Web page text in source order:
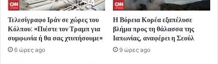
Τελεσίγραφο Ιράν σε χώρες του
Κόλπου: «Πιέστε τον Τραμπ για
συμφωνία ή θα σας χτυπήσουμε»
6 ώρες ago
Η Βόρεια Κορέα εξαπέλυσε
βλήμα προς τη θάλασσα της
Ιαπωνίας, αναφέρει η Σεούλ
9 ώρες ago